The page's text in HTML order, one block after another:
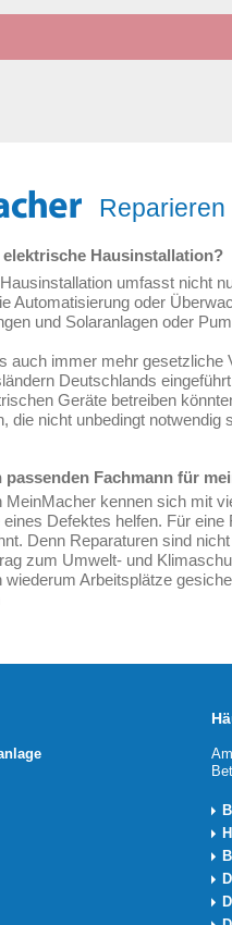
Reparieren
elektrische Hausinstallation?
umfasst nicht
Automatisierung oder
und Solaranlagen oder
auch immer mehr
Deutschlands
Geräte betreiben
die nicht unbedingt
passenden Fachmann für
MeinMacher kennen sich mit
Defektes helfen. Für
Denn Reparaturen sind
zum Umwelt- und
Arbeitsplätze